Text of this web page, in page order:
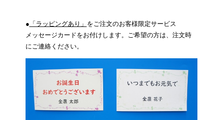
● 「ラッピングあり」 をご注文のお客様限定サービス
メッセージカードをお付けします。ご希望の方は、注文時
にご連絡ください。